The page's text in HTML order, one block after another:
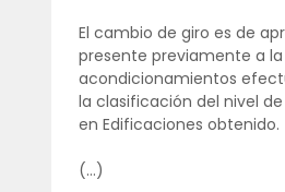
El cambio de giro es de
presente previamente a
acondicionamientos
la clasificación del nivel
en Edificaciones obtenido.
(...)